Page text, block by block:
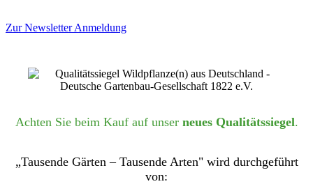
Zur Newsletter Anmeldung
Achten Sie beim Kauf auf unser neues Qualitätssiegel.
„Tausende Gärten – Tausende Arten" wird durchgeführt
von: